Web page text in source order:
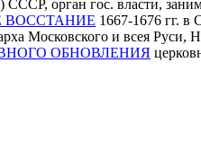
орган гос. власти,
ВОССТАНИЕ 1667-1676 гг.
Московского и всея Руси,
ОБНОВЛЕНИЯ